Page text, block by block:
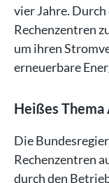
vier Jahre. Durch
Rechenzentren
um ihren
erneuerbare
Heißes Thema
Die
Rechenzentren
durch den